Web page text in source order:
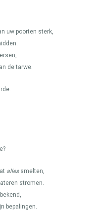
uw poorten sterk,
de tarwe.
allessmelten,
stromen.
bepalingen.